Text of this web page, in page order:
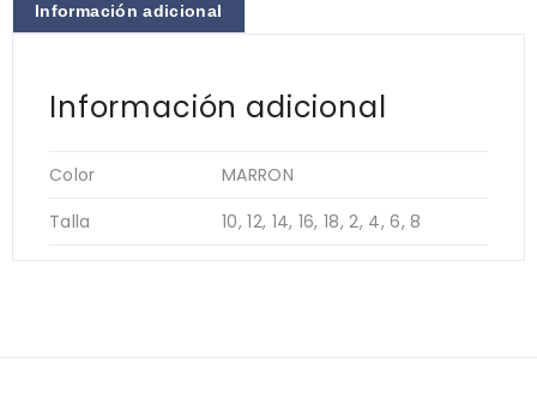
Información adicional
Información adicional
Color
MARRON
Talla
10, 12, 14, 16, 18, 2, 4, 6, 8